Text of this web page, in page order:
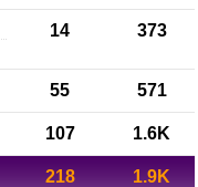
14 373
55 571
107 1.6K
218 1.9K